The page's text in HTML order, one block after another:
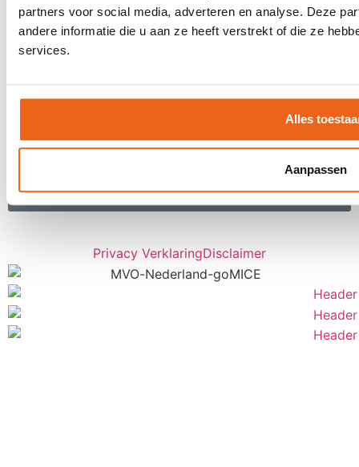
partners voor social media, adverteren en analyse. Deze
andere informatie die u aan ze heeft verstrekt of die ze
services.
Alles
Aanpassen
Contact
Offerte aanvragen
Inschrijven
Privacy VerklaringDisclaimer